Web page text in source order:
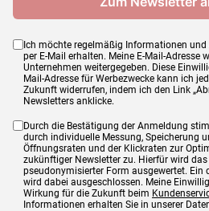
Ich möchte regelmäßig Informationen und
per E-Mail erhalten. Meine E-Mail-Adresse
Unternehmen weitergegeben. Diese
Mail-Adresse für Werbezwecke kann ich
Zukunft widerrufen, indem ich den Link
Newsletters anklicke.
Durch die Bestätigung der Anmeldung
durch individuelle Messung, Speicherung
Öffnungsraten und der Klickraten zur
zukünftiger Newsletter zu. Hierfür wird
pseudonymisierter Form ausgewertet. Ein
wird dabei ausgeschlossen. Meine
Wirkung für die Zukunft beim
Informationen erhalten Sie in unserer